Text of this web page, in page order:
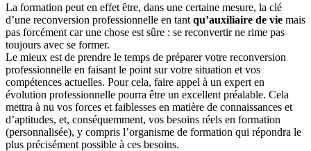
La formation peut en effet être, dans une certaine mesure, la clé
d’une reconversion professionnelle en tant qu’auxiliaire de vie mais
pas forcément car une chose est sûre : se reconvertir ne rime pas
toujours avec se former.
Le mieux est de prendre le temps de préparer votre reconversion
professionnelle en faisant le point sur votre situation et vos
compétences actuelles. Pour cela, faire appel à un expert en
évolution professionnelle pourra être un excellent préalable. Cela
mettra à nu vos forces et faiblesses en matière de connaissances et
d’aptitudes, et, conséquemment, vos besoins réels en formation
(personnalisée), y compris l’organisme de formation qui répondra le
plus précisément possible à ces besoins.